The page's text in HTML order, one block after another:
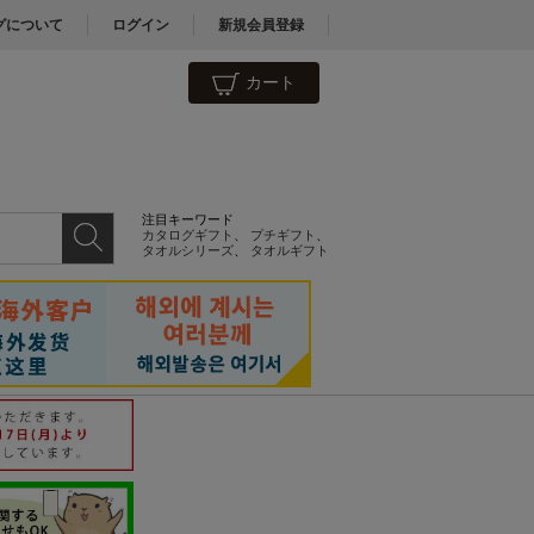
について ログイン 新規会員登録
カート
注目キーワード
カタログギフト
プチギフト
タオルシリーズ
タオルギフト